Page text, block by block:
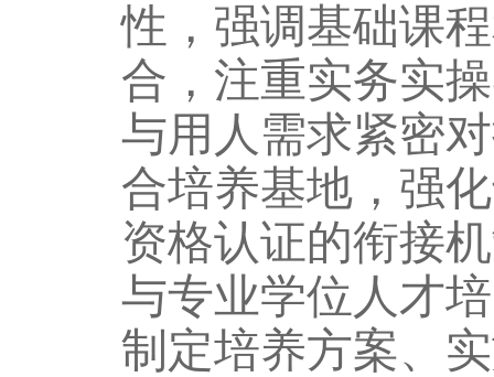
性，强调基础课
合，注重实务实
与用人需求紧密
合培养基地，强
资格认证的衔接
与专业学位人才
制定培养方案、